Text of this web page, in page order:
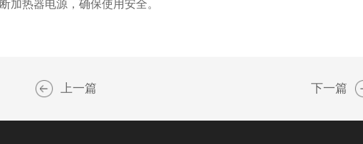
加热器电源，确保使用安全。
上一篇 下一篇